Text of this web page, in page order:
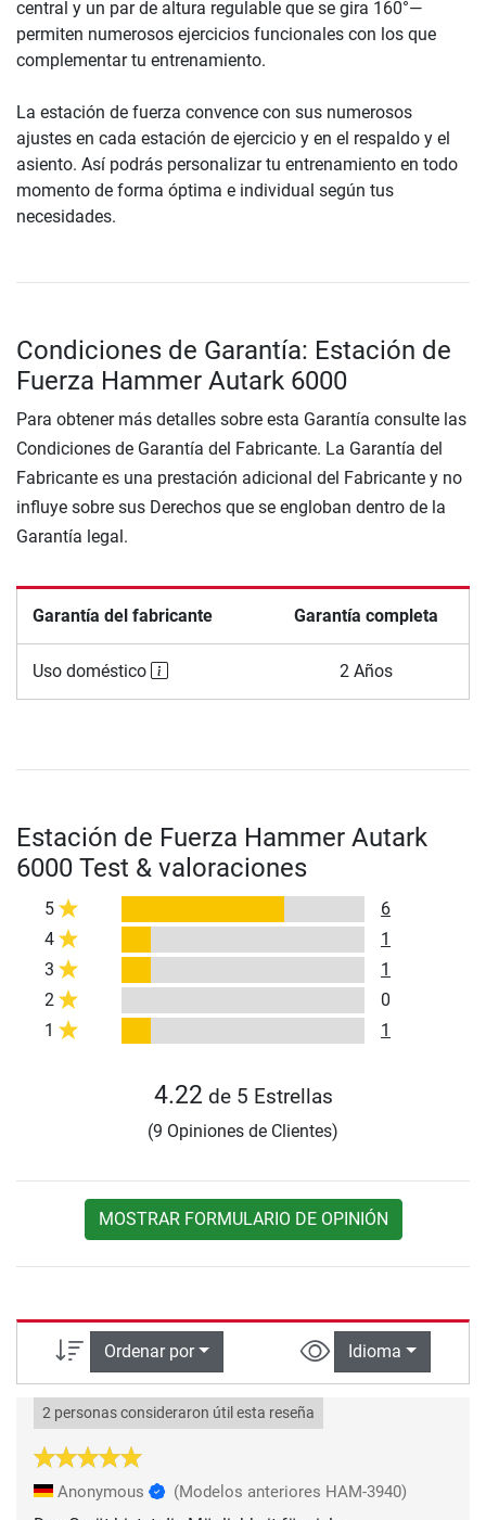
central y un par de altura regulable que se gira 160°—
permiten numerosos ejercicios funcionales con los que
complementar tu entrenamiento.
La estación de fuerza convence con sus numerosos
ajustes en cada estación de ejercicio y en el respaldo y el
asiento. Así podrás personalizar tu entrenamiento en todo
momento de forma óptima e individual según tus
necesidades.
Condiciones de Garantía: Estación de
Fuerza Hammer Autark 6000
Para obtener más detalles sobre esta Garantía consulte las
Condiciones de Garantía del Fabricante. La Garantía del
Fabricante es una prestación adicional del Fabricante y no
influye sobre sus Derechos que se engloban dentro de la
Garantía legal.
Garantía del fabricante Garantía completa
Uso doméstico 2 Años
Estación de Fuerza Hammer Autark
6000 Test & valoraciones
5
6
4
1
3
1
2
0
1
1
4.22 de 5 Estrellas
(9 Opiniones de Clientes)
MOSTRAR FORMULARIO DE OPINIÓN
Ordenar por Idioma
2 personas consideraron útil esta reseña
Anonymous (Modelos anteriores HAM-3940)